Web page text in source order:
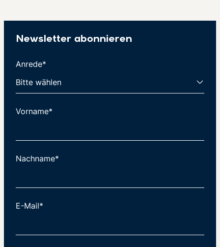
Newsletter abonnieren
Anrede*
Vorname*
Nachname*
E-Mail*